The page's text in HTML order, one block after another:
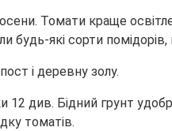
Томати краще
будь-які сорти
і деревну золу.
див. Бідний грунт
томатів.